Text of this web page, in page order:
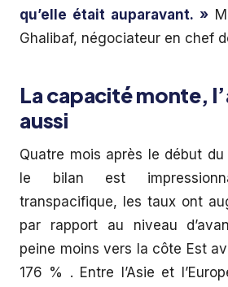
qu’elle était auparavant. »
Ghalibaf, négociateur en chef
La capacité monte,
aussi
Quatre mois après le début du
le bilan est
transpacifique, les taux ont
par rapport au niveau
peine moins vers la côte Est
176 % . Entre l’Asie et